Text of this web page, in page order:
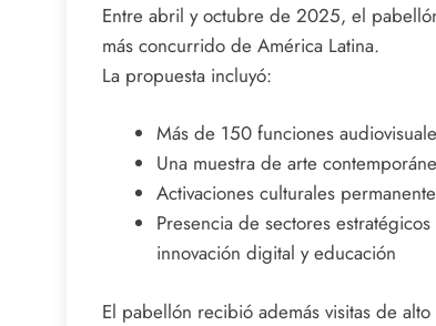
Entre abril y octubre de 2025, el
más concurrido de América Latina.
La propuesta incluyó:
Más de 150 funciones
Una muestra de arte
Activaciones culturales
Presencia de sectores
innovación digital y educación
El pabellón recibió además visitas de